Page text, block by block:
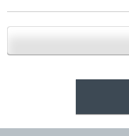
３．個人情報の第三者提
(2)法令等により開示